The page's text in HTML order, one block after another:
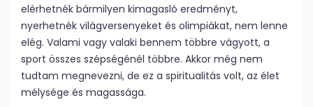
elérhetnék bármilyen kimagasló eredményt,
nyerhetnék világversenyeket és olimpiákat, nem lenne
elég. Valami vagy valaki bennem többre vágyott, a
sport összes szépségénél többre. Akkor még nem
tudtam megnevezni, de ez a spiritualitás volt, az élet
mélysége és magassága.